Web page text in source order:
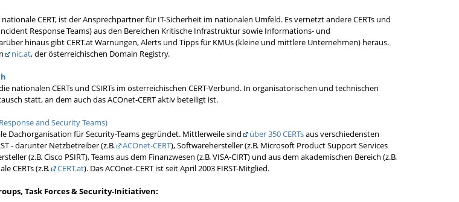
nationale CERT, ist der Ansprechpartner für IT-Sicherheit im nationalen Umfeld. Es vernetzt andere CERTs und
Response Teams) aus den Bereichen Kritische Infrastruktur sowie Informations- und
hinaus gibt CERT.at Warnungen, Alerts und Tipps für KMUs (kleine und mittlere Unternehmen) heraus.
nic.at, der österreichischen Domain Registry.
nationalen CERTs und CSIRTs im österreichischen CERT-Verbund. In organisatorischen und technischen
statt, an dem auch das ACOnet-CERT aktiv beteiligt ist.
and Security Teams)
Dachorganisation für Security-Teams gegründet. Mittlerweile sind
über 350 CERTsaus verschiedensten
- darunter Netzbetreiber (z.B.
ACOnet-CERT), Softwarehersteller (z.B. Microsoft Product Support Services
(z.B. Cisco PSIRT), Teams aus dem Finanzwesen (z.B. VISA-CIRT) und aus dem akademischen Bereich (z.B.
CERTs (z.B.
CERT.at). Das ACOnet-CERT ist seit April 2003 FIRST-Mitglied.
, Task Forces &Security-Initiativen: